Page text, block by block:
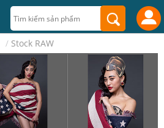
/ Stock RAW